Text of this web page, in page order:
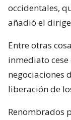
occidentales,
añadió el
Entre otras
inmediato
negociaciones
liberación de
Renombrados